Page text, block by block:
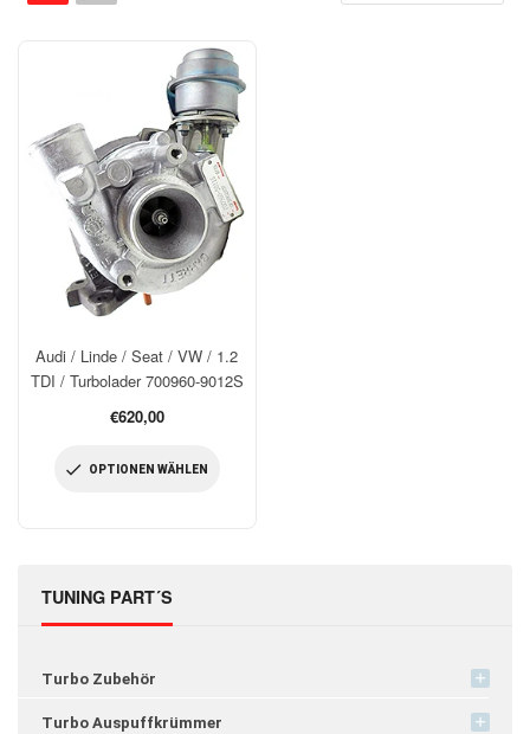
TUNING PART´S
Turbo Zubehör
Turbo Auspuffkrümmer
Audi / Linde / Seat / VW / 1.2
TDI / Turbolader 700960-9012S
€620,00
OPTIONEN WÄHLEN